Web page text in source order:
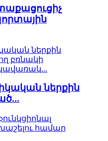
ներքին